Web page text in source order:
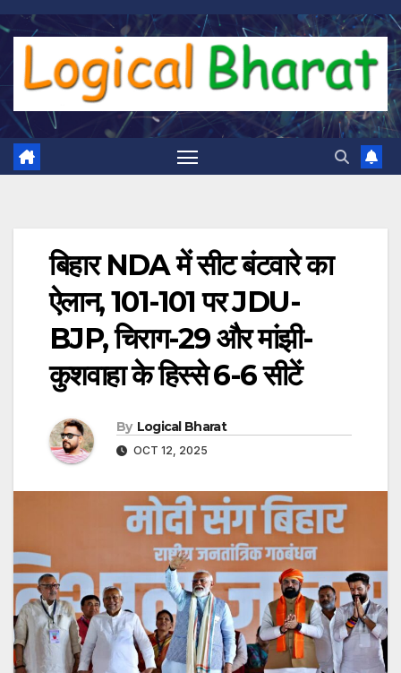
Skip
content
बिहार NDA में सीट बंटवारे का
ऐलान, 101-101 पर JDU-
BJP, चिराग-29 और मांझी-
कुशवाहा के हिस्से 6-6 सीटें
By Logical Bharat
OCT 12, 2025